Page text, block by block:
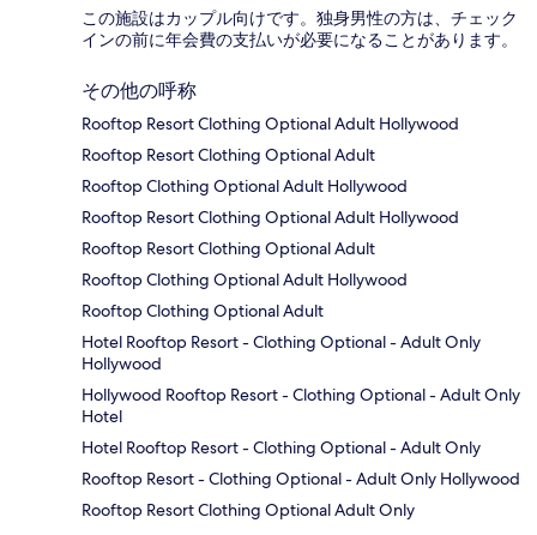
この施設はカップル向けです。独身男性の方は、チェック
インの前に年会費の支払いが必要になることがあります。
その他の呼称
Rooftop Resort Clothing Optional Adult Hollywood
Rooftop Resort Clothing Optional Adult
Rooftop Clothing Optional Adult Hollywood
Rooftop Resort Clothing Optional Adult Hollywood
Rooftop Resort Clothing Optional Adult
Rooftop Clothing Optional Adult Hollywood
Rooftop Clothing Optional Adult
Hotel Rooftop Resort - Clothing Optional - Adult Only
Hollywood
Hollywood Rooftop Resort - Clothing Optional - Adult Only
Hotel
Hotel Rooftop Resort - Clothing Optional - Adult Only
Rooftop Resort - Clothing Optional - Adult Only Hollywood
Rooftop Resort Clothing Optional Adult Only